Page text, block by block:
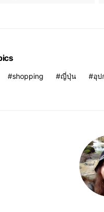
shopping ญี่ปุ่น อุ